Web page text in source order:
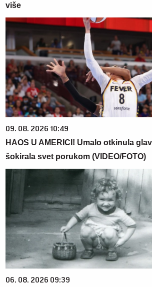
više
09. 08. 2026 10:49
HAOS U AMERICI! Umalo otkinula
šokirala svet porukom (VIDEO/FOTO)
06. 08. 2026 09:39